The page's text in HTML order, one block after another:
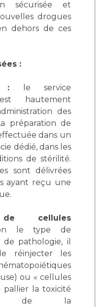
sécurisée et
drogues
dehors de ces
:
: le service
hautement
des
préparation de
dans un
dédié, dans les
de stérilité.
sont délivrées
ayant reçu une
de cellules
le type de
pathologie, il
réinjecter les
ou « cellules
pallier la toxicité
de la